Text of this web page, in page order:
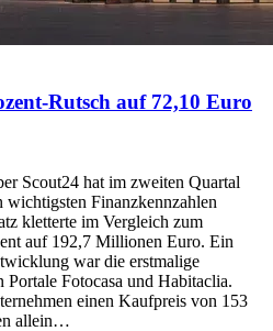
Rutsch auf 72,10 Euro
Scout24 hat im zweiten Quartal
wichtigsten Finanzkennzahlen
kletterte im Vergleich zum
auf 192,7 Millionen Euro. Ein
war die erstmalige
Fotocasa und Habitaclia.
einen Kaufpreis von 153
allein…